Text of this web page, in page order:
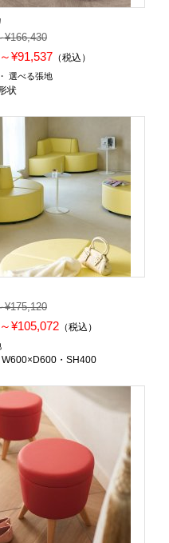
¥166,430
¥91,537 （税込）
選べる張地
状
¥175,120
¥105,072（税込）
W600×D600・SH400